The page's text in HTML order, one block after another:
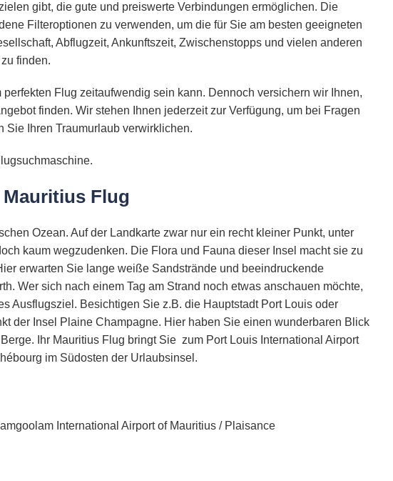
gibt, die gute und preiswerte Verbindungen ermöglichen. Die
Filteroptionen zu verwenden, um die für Sie am besten geeigneten
Abflugzeit, Ankunftszeit, Zwischenstopps und vielen anderen
finden.
Flug zeitaufwendig sein kann. Dennoch versichern wir Ihnen,
finden. Wir stehen Ihnen jederzeit zur Verfügung, um bei Fragen
Sie Ihren Traumurlaub verwirklichen.
Flug
Ozean. Auf der Landkarte zwar nur ein recht kleiner Punkt, unter
kaum wegzudenken. Die Flora und Fauna dieser Insel macht sie zu
erwarten Sie lange weiße Sandstrände und beeindruckende
Wer sich nach einem Tag am Strand noch etwas anschauen möchte,
Ausflugsziel. Besichtigen Sie z.B. die Hauptstadt Port Louis oder
der Insel Plaine Champagne. Hier haben Sie einen wunderbaren Blick
Ihr Mauritius Flug bringt Sie zum Port Louis International Airport
im Südosten der Urlaubsinsel.
International Airport of Mauritius / Plaisance